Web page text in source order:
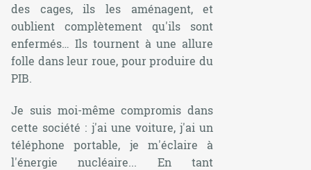
des cages, ils les aménagent, et
oublient complètement qu'ils sont
enfermés… Ils tournent à une allure
folle dans leur roue, pour produire du
PIB.
Je suis moi-même compromis dans
cette société : j'ai une voiture, j'ai un
téléphone portable, je m'éclaire à
l'énergie nucléaire... En tant